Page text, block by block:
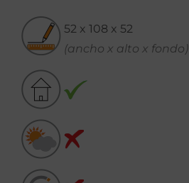
52 x 108 x 52
(ancho x alto x fondo)